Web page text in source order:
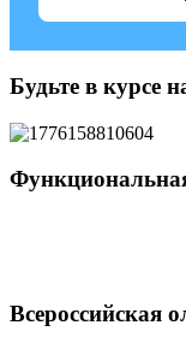
Будьте в курсе
Всероссийская